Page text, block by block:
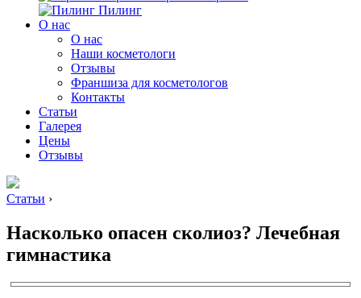
Пилинг
O нас
O нас
Наши косметологи
Отзывы
Франшиза для косметологов
Контакты
Статьи
Галерея
Цены
Отзывы
Статьи ›
Насколько опасен сколиоз? Лечебная
гимнастика